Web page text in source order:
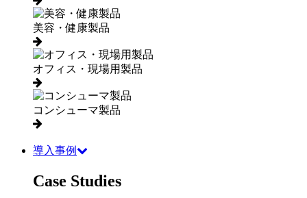
美容・健康製品
オフィス・現場用製品
コンシューマ製品
導入事例
Case Studies